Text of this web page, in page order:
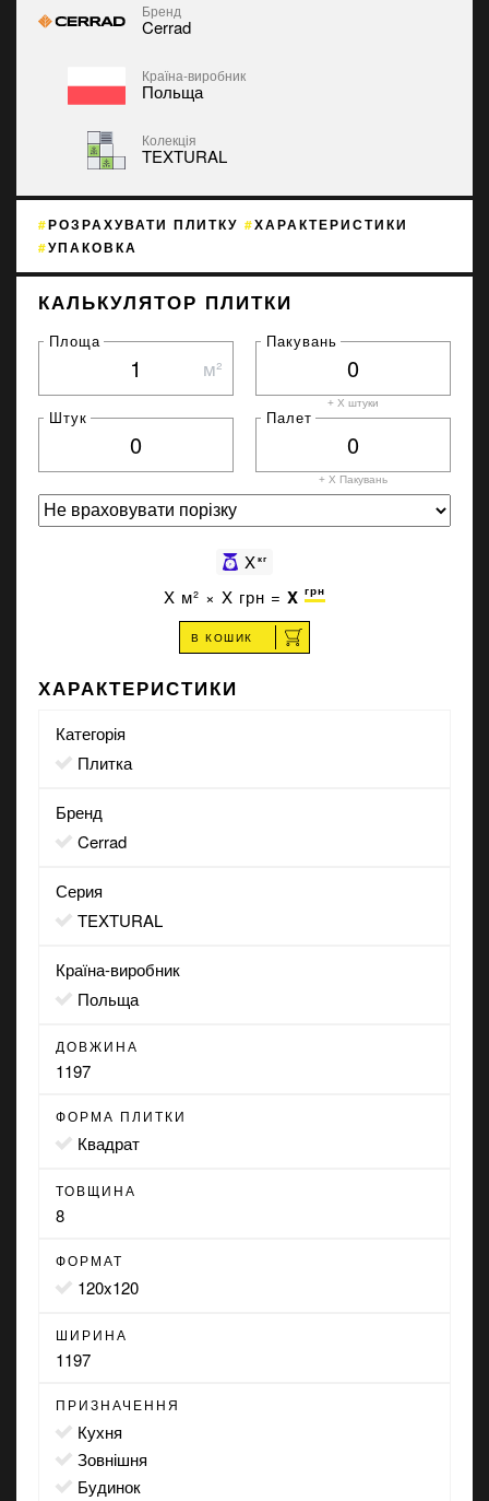
Бренд
Cerrad
Країна-виробник
Польща
Колекція
TEXTURAL
РОЗРАХУВАТИ ПЛИТКУ
ХАРАКТЕРИСТИКИ
УПАКОВКА
КАЛЬКУЛЯТОР ПЛИТКИ
Площа
м²
Пакувань
+ X штуки
Штук Палет
+ X Пакувань
Xкг
X м² × X грн = X грн
В КОШИК
ХАРАКТЕРИСТИКИ
Категорія
Плитка
Бренд
Cerrad
Серия
TEXTURAL
Країна-виробник
Польща
ДОВЖИНА
1197
ФОРМА ПЛИТКИ
квадрат
ТОВЩИНА
8
ФОРМАТ
120x120
ШИРИНА
1197
ПРИЗНАЧЕННЯ
кухня
зовнішня
будинок